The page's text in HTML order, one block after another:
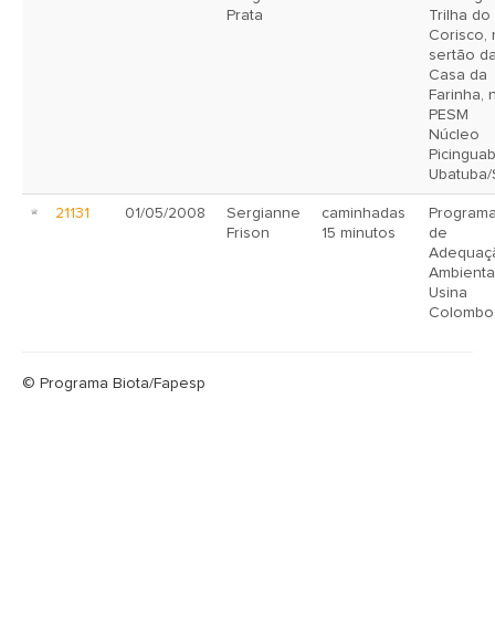
Prata
Trilha do
Corisco,
sertão
Casa da
Farinha,
PESM
Núcleo
Ubatuba/
21131 01/05/2008
Sergianne
Frison
caminhadas
15 minutos
de
Usina
Colombo
© Programa Biota/Fapesp